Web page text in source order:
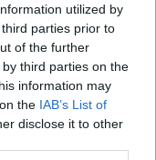
utilized by
parties prior to
of the further
third parties on the
information may
the IAB’s List of
disclose it to other
2025
CRETA24
GOOGLE